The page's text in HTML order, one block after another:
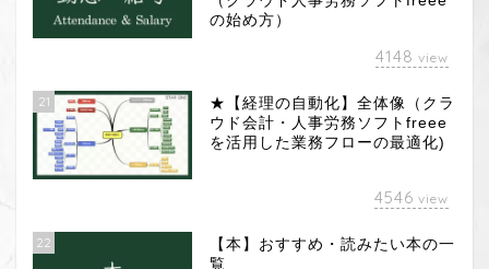
の始め方）
4148 view
21
★【経理の自動化】全体像（クラ
ウド会計・人事労務ソフトfreee
を活用した業務フローの最適化)
4546 view
22
【本】おすすめ・読みたい本の一
覧